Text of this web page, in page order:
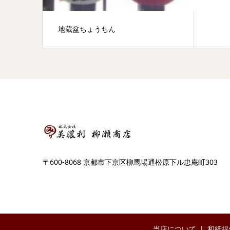
地蔵盆ちょうちん
〒600-8068 京都市下京区柳馬場通松原下ル忠庵町303